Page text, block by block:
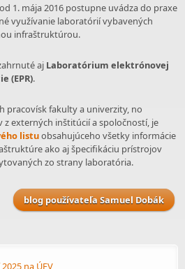
1. mája 2016 postupne uvádza do praxe
využívanie laboratórií vybavených
infraštruktúrou.
aj Laboratórium elektrónovej
(EPR).
pracovísk fakulty a univerzity, no
externých inštitúcií a spoločností, je
listuobsahujúceho všetky informácie
ako aj špecifikáciu prístrojov
zo strany laboratória.
blog používateľa Samuel Dobák
na ÚFV